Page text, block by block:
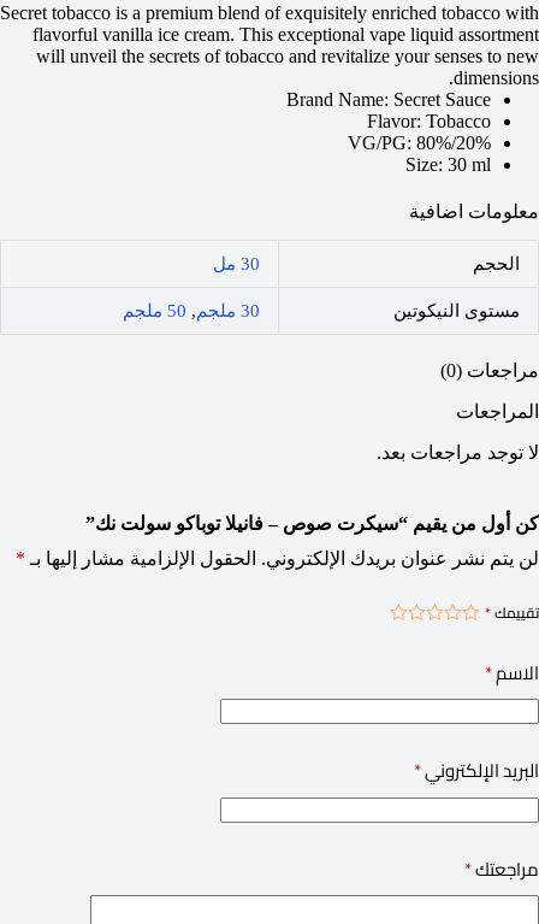
Secret tobacco is a premium blend of exquisitely enriched tobacco with
flavorful vanilla ice cream. This exceptional vape liquid assortment
will unveil the secrets of tobacco and revitalize your senses to new
dimensions.
Brand Name: Secret Sauce
Flavor: Tobacco
VG/PG: 80%/20%
Size: 30 ml
معلومات اضافية
الحجم 30 مل
مستوى النيكوتين 30 ملجم , 50 ملجم
مراجعات (0)
المراجعات
لا توجد مراجعات بعد.
كن أول من يقيم “سيكرت صوص – فانيلا توباكو سولت نك”
لن يتم نشر عنوان بريدك الإلكتروني. الحقول الإلزامية مشار إليها بـ *
تقييمك*
الاسم*
البريد الإلكتروني*
مراجعتك*